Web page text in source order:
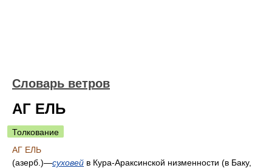
Словарь ветров
АГ ЕЛЬ
Толкование
АГ ЕЛЬ
(азерб.)—суховей в Кура-Араксинской низменности (в Баку,